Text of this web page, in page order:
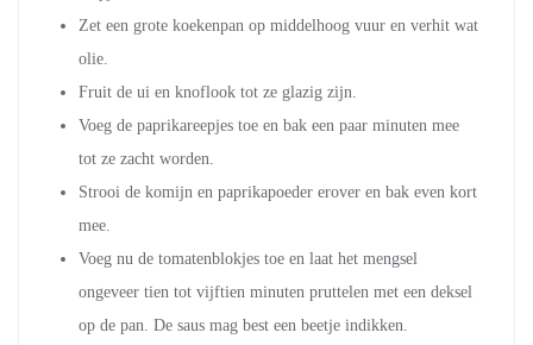
Zet een grote koekenpan op middelhoog vuur en verhit wat
olie.
Fruit de ui en knoflook tot ze glazig zijn.
Voeg de paprikareepjes toe en bak een paar minuten mee
tot ze zacht worden.
Strooi de komijn en paprikapoeder erover en bak even kort
mee.
Voeg nu de tomatenblokjes toe en laat het mengsel
ongeveer tien tot vijftien minuten pruttelen met een deksel
op de pan. De saus mag best een beetje indikken.